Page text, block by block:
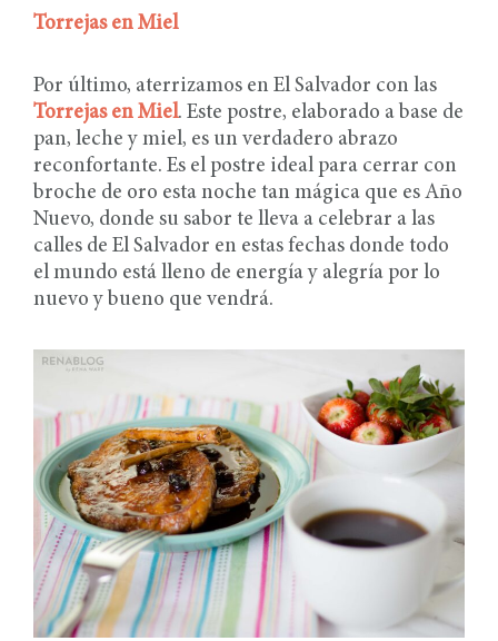
Torrejas en Miel
Por último, aterrizamos en El Salvador con las
Torrejas en Miel. Este postre, elaborado a base de
pan, leche y miel, es un verdadero abrazo
reconfortante. Es el postre ideal para cerrar con
broche de oro esta noche tan mágica que es Año
Nuevo, donde su sabor te lleva a celebrar a las
calles de El Salvador en estas fechas donde todo
el mundo está lleno de energía y alegría por lo
nuevo y bueno que vendrá.